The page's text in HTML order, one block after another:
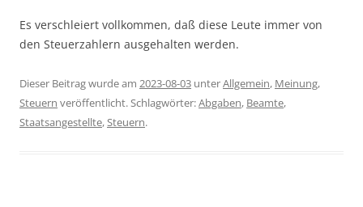
Es verschleiert vollkommen, daß diese Leute immer von
den Steuerzahlern ausgehalten werden.
Dieser Beitrag wurde am 2023-08-03 unterAllgemein, Meinung,
Steuern veröffentlicht. Schlagwörter:Abgaben, Beamte,
Staatsangestellte,Steuern.